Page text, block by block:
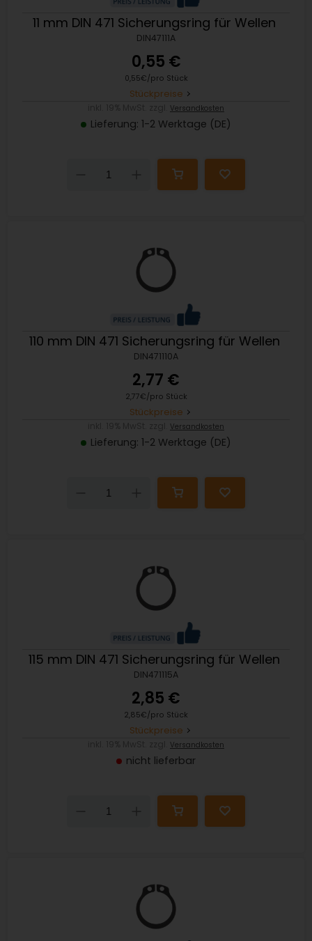
11 mm DIN 471 Sicherungsring für Wellen
DIN47111A
0,55 €
0,55€/pro Stück
Stückpreise
Versandkosten
Lieferung: 1-2 Werktage (DE)
Down
110 mm DIN 471 Sicherungsring für Wellen
DIN471110A
2,77 €
2,77€/pro Stück
Stückpreise
Versandkosten
Lieferung: 1-2 Werktage (DE)
Down
115 mm DIN 471 Sicherungsring für Wellen
DIN471115A
2,85 €
2,85€/pro Stück
Stückpreise
Versandkosten
nicht lieferbar
Down